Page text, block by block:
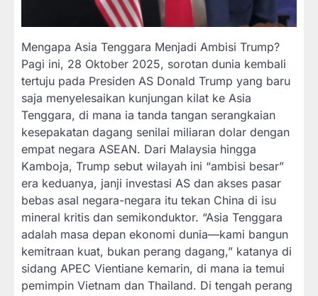
Mengapa Asia Tenggara Menjadi Ambisi Trump?
Pagi ini, 28 Oktober 2025, sorotan dunia kembali
tertuju pada Presiden AS Donald Trump yang baru
saja menyelesaikan kunjungan kilat ke Asia
Tenggara, di mana ia tanda tangan serangkaian
kesepakatan dagang senilai miliaran dolar dengan
empat negara ASEAN. Dari Malaysia hingga
Kamboja, Trump sebut wilayah ini “ambisi besar”
era keduanya, janji investasi AS dan akses pasar
bebas asal negara-negara itu tekan China di isu
mineral kritis dan semikonduktor. “Asia Tenggara
adalah masa depan ekonomi dunia—kami bangun
kemitraan kuat, bukan perang dagang,” katanya di
sidang APEC Vientiane kemarin, di mana ia temui
pemimpin Vietnam dan Thailand. Di tengah perang